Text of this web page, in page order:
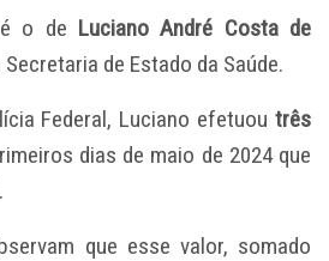
o de Luciano André Costa de
de Estado da Saúde.
Federal, Luciano efetuou três
dias de maio de 2024 que
.
que esse valor, somado